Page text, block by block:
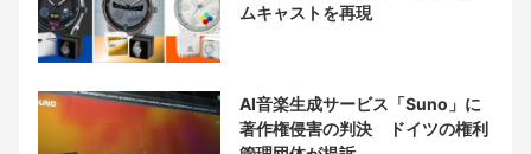
ムキャストを再現
AI音楽生成サービス「Suno」に
著作権侵害の判決 ドイツの権利